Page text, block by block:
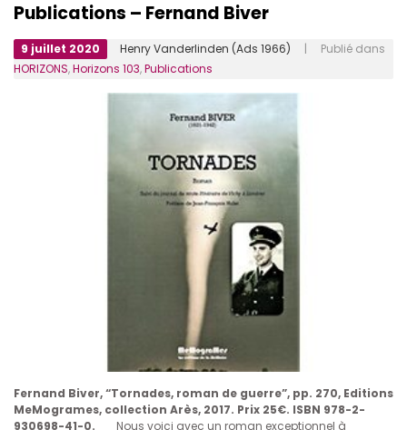
Publications – Fernand Biver
9 juillet 2020 Henry Vanderlinden (Ads 1966) | Publié dans
HORIZONS,Horizons 103,Publications
Fernand Biver, “Tornades, roman de guerre”, pp. 270, Editions
MeMogrames, collection Arès, 2017. Prix 25€. ISBN 978-2-
930698-41-0.
Nous voici avec un roman exceptionnel à